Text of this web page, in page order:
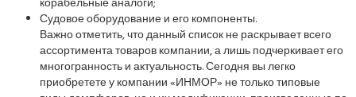
Судовое оборудование и его компоненты.
Важно отметить, что данный список не раскрывает всего
ассортимента товаров компании, а лишь подчеркивает его
многогранность и актуальность. Сегодня вы легко
приобретете у компании «ИНМОР» не только типовые